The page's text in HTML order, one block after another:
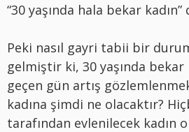
“30 yaşında hala bekar kadın”
Peki nasıl gayri tabii bir
gelmiştir ki, 30 yaşında bekar
geçen gün artış
kadına şimdi ne olacaktır?
tarafından evlenilecek kadın